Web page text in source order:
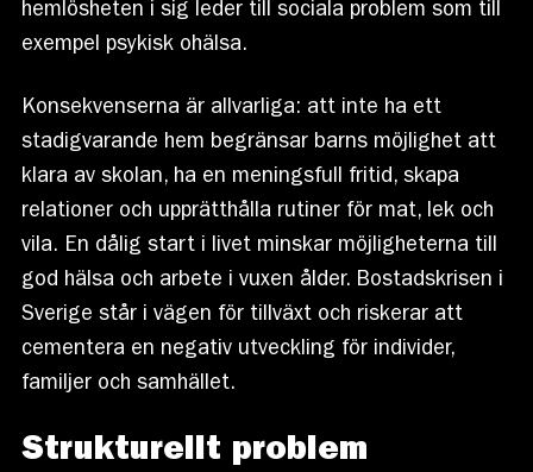
hemlösheten i sig leder till sociala problem som till
exempel psykisk ohälsa.
Konsekvenserna är allvarliga: att inte ha ett
stadigvarande hem begränsar barns möjlighet att
klara av skolan, ha en meningsfull fritid, skapa
relationer och upprätthålla rutiner för mat, lek och
vila. En dålig start i livet minskar möjligheterna till
god hälsa och arbete i vuxen ålder. Bostadskrisen i
Sverige står i vägen för tillväxt och riskerar att
cementera en negativ utveckling för individer,
familjer och samhället.
Strukturellt problem